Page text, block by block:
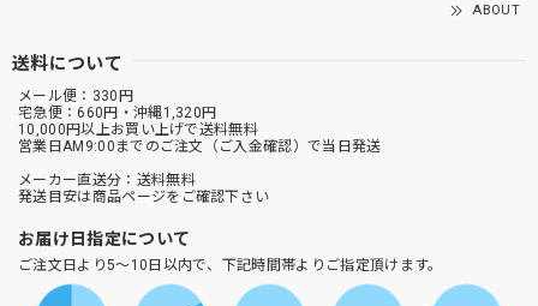
ABOUT
送料について
メール便：330円
宅急便：660円・沖縄1,320円
10,000円以上お買い上げで送料無料
営業日AM9:00までのご注文（ご入金確認）で当日発送
メーカー直送分：送料無料
発送目安は商品ページをご確認下さい
お届け日指定について
ご注文日より5～10日以内で、下記時間帯よりご指定頂けます。